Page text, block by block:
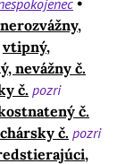
nerozvážny,
vtipný,
nevážny č.
č. pozri
č.
č. pozri